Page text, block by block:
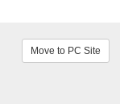
Move to PC Site